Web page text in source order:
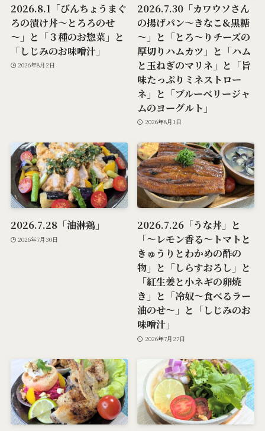
2026.8.1「びんちょうまぐ
ろの漬け丼～とろろのせ
～」と「３種のお惣菜」と
「しじみのお味噌汁」
2026年8月2日
2026.7.30「カワウソさん
の揚げパン～きなこ&黒糖
～」と「とろ～りチーズの
厚切りハムカツ」と「ハム
と玉ねぎのマリネ」と「旨
味たっぷりミネストロー
ネ」と「ブルーベリージャ
ムのヨーグルト」
2026年8月1日
2026.7.28「油淋鶏」
2026年7月30日
2026.7.26「うな丼」と
「～レモン香る～トマトと
きゅうりとわかめの酢の
物」と「しらすおろし」と
「紅生姜と小ネギの卵焼
き」と「冷奴～食べるラー
油のせ～」と「しじみのお
味噌汁」
2026年7月27日